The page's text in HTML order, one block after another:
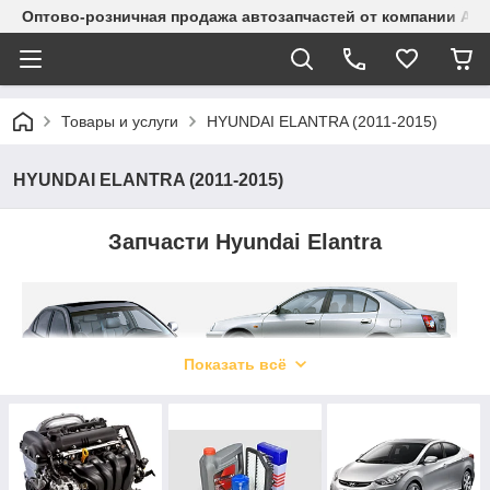
Оптово-розничная продажа автозапчастей от компании
Товары и услуги HYUNDAI ELANTRA (2011-2015)
HYUNDAI ELANTRA (2011-2015)
Запчасти Hyundai Elantra
В 2010 году впервые был презентован корейский
Показать всё